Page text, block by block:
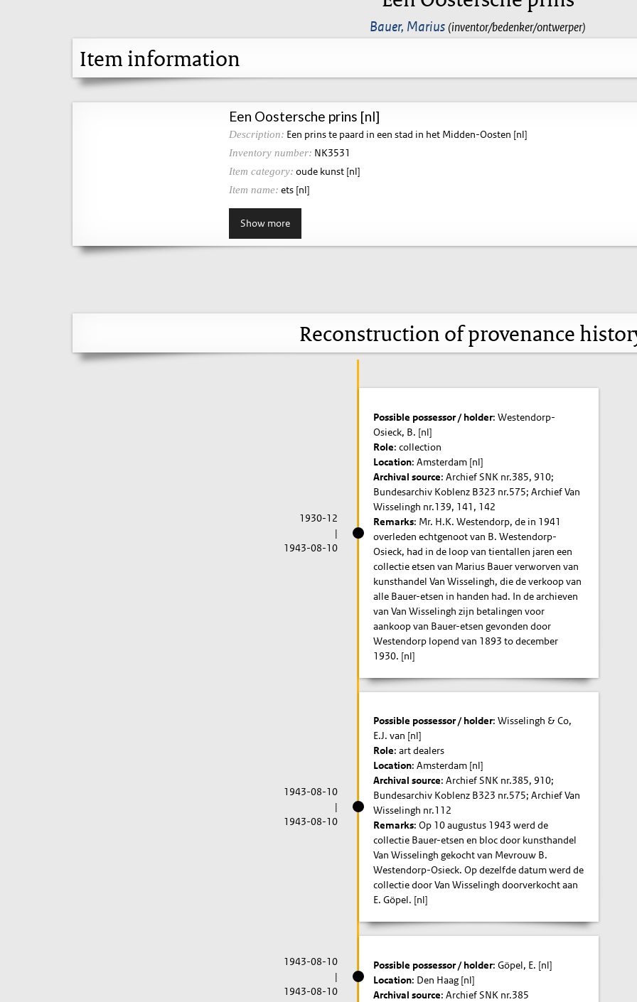
Bauer, Marius (inventor/bedenker/ontwerper)
Item information
Een Oostersche prins [nl]
Description: Een prins te paard in een stad in het Midden-Oosten [nl]
Inventory number: NK3531
Item category: oude kunst [nl]
Item name: ets [nl]
Show more
Reconstruction of provenance
1930-12
|
1943-08-10
Possible possessor / holder: Westendorp-
Osieck, B. [nl]
Role: collection
Location: Amsterdam [nl]
Archival source: Archief SNK nr.385, 910;
Bundesarchiv Koblenz B323 nr.575; Archief Van
Wisselingh nr.139, 141, 142
Remarks: Mr. H.K. Westendorp, de in 1941
overleden echtgenoot van B. Westendorp-
Osieck, had in de loop van tientallen jaren een
collectie etsen van Marius Bauer verworven van
kunsthandel Van Wisselingh, die de verkoop van
alle Bauer-etsen in handen had. In de archieven
van Van Wisselingh zijn betalingen voor
aankoop van Bauer-etsen gevonden door
Westendorp lopend van 1893 to december
1930. [nl]
1943-08-10
|
1943-08-10
Possible possessor / holder: Wisselingh & Co,
E.J. van [nl]
Role: art dealers
Location: Amsterdam [nl]
Archival source: Archief SNK nr.385, 910;
Bundesarchiv Koblenz B323 nr.575; Archief Van
Wisselingh nr.112
Remarks: Op 10 augustus 1943 werd de
collectie Bauer-etsen en bloc door kunsthandel
Van Wisselingh gekocht van Mevrouw B.
Westendorp-Osieck. Op dezelfde datum werd de
collectie door Van Wisselingh doorverkocht aan
E. Göpel. [nl]
1943-08-10
|
1943-08-10
Possible possessor / holder: Göpel, E. [nl]
Location: Den Haag [nl]
Archival source: Archief SNK nr.385